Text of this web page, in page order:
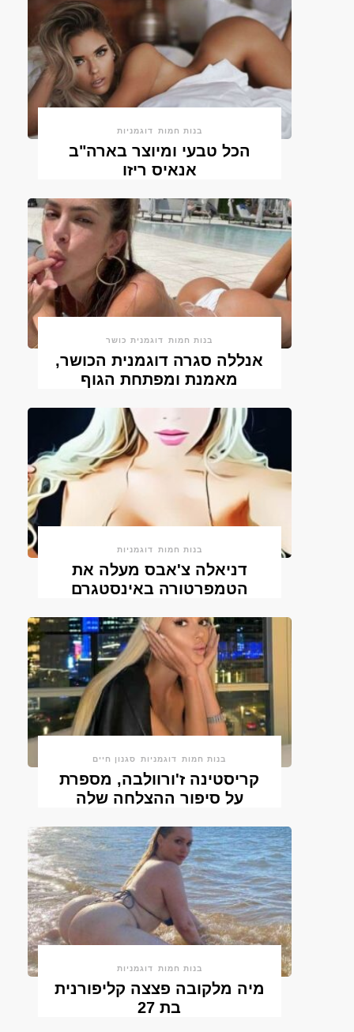
בנות חמות דוגמניות
הכל טבעי ומיוצר בארה"ב
אנאיס ריזו
בנות חמות דוגמנית כושר
אנללה סגרה דוגמנית הכושר,
מאמנת ומפתחת הגוף
בנות חמות דוגמניות
דניאלה צ'אבס מעלה את
הטמפרטורה באינסטגרם
בנות חמות דוגמניות סגנון חיים
קריסטינה ז'ורוולבה, מספרת
על סיפור ההצלחה שלה
בנות חמות דוגמניות
מיה מלקובה פצצה קליפורנית
בת 27